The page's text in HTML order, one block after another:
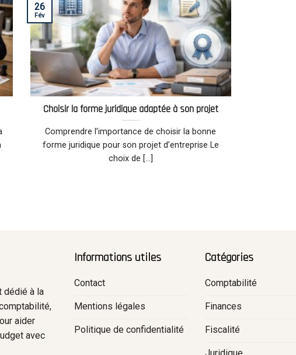
Choisir la forme juridique adaptée à son projet
Comprendre l’importance de choisir la bonne
forme juridique pour son projet d’entreprise Le
choix de [...]
26
Fév
dédié à la
aider
avec
Informations utiles
Contact
Mentions légales
Politique de confidentialité
Catégories
Comptabilité
Finances
Fiscalité